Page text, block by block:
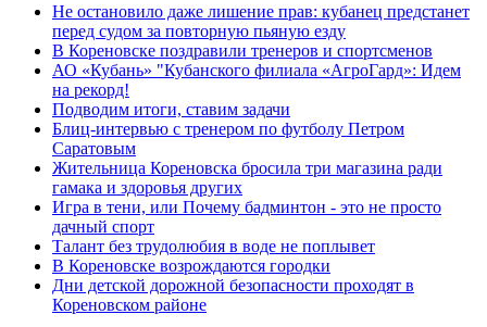
Не остановило даже лишение прав: кубанец предстанет
перед судом за повторную пьяную езду
В Кореновске поздравили тренеров и спортсменов
АО «Кубань» "Кубанского филиала «АгроГард»: Идем
на рекорд!
Подводим итоги, ставим задачи
Блиц-интервью с тренером по футболу Петром
Саратовым
Жительница Кореновска бросила три магазина ради
гамака и здоровья других
Игра в тени, или Почему бадминтон - это не просто
дачный спорт
Талант без трудолюбия в воде не поплывет
В Кореновске возрождаются городки
Дни детской дорожной безопасности проходят в
Кореновском районе